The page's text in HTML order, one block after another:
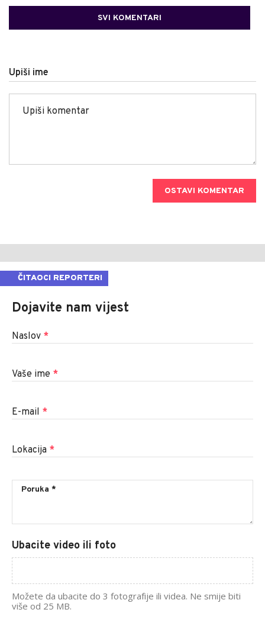
SVI KOMENTARI
Upiši ime
OSTAVI KOMENTAR
ČITAOCI REPORTERI
Dojavite nam vijest
Naslov *
Vaše ime *
E-mail *
Lokacija *
Ubacite video ili foto
Možete da ubacite do 3 fotografije ili videa. Ne smije biti
više od 25 MB.